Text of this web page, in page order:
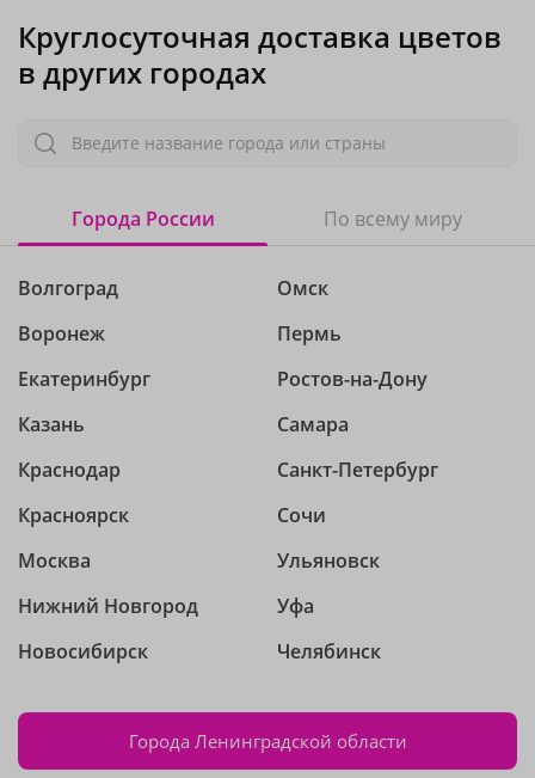
Круглосуточная доставка цветов
в других городах
Введите название города или страны
Города России По всему миру
Волгоград
Воронеж
Екатеринбург
Казань
Краснодар
Красноярск
Москва
Нижний Новгород
Новосибирск
Омск
Пермь
Ростов-на-Дону
Самара
Санкт-Петербург
Сочи
Ульяновск
Уфа
Челябинск
Города Ленинградской области